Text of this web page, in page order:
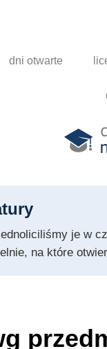
dni otwarte
je w
na które